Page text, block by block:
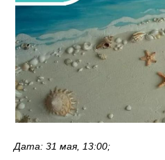
Дата: 31 мая, 13:00;